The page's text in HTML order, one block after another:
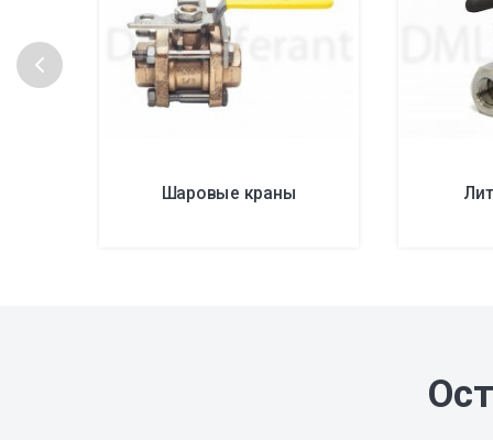
Шаровые краны